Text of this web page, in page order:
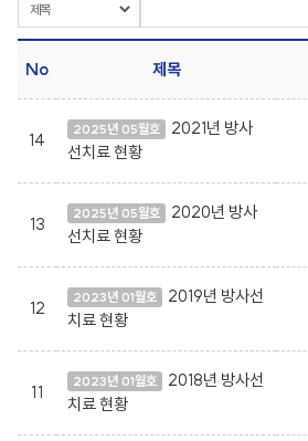
No 제목
14
2025년 05월호
2021년 방사
선치료 현황
13
2025년 05월호
2020년 방사
선치료 현황
12
2023년 01월호
2019년 방사선
치료 현황
11
2023년 01월호
2018년 방사선
치료 현황